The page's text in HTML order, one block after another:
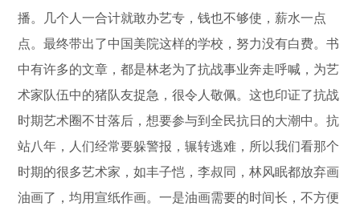
播。几个人一合计就敢办艺专，钱也不够使，薪水一点
点。最终带出了中国美院这样的学校，努力没有白费。书
中有许多的文章，都是林老为了抗战事业奔走呼喊，为艺
术家队伍中的猪队友捉急，很令人敬佩。这也印证了抗战
时期艺术圈不甘落后，想要参与到全民抗日的大潮中。抗
站八年，人们经常要躲警报，辗转逃难，所以我们看那个
时期的很多艺术家，如丰子恺，李叔同，林风眠都放弃画
油画了，均用宣纸作画。一是油画需要的时间长，不方便